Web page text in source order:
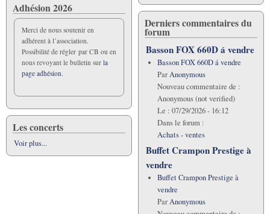
Adhésion 2026
Merci de nous soutenir en
adhérent à l’association.
Possibilité de régler par CB ou en
nous revoyant le bulletin sur la
page adhésion.
Les concerts
Voir plus...
Derniers commentaires du
forum
Basson FOX 660D á vendre
Basson FOX 660D á vendre
ParAnonymous
Nouveau commentaire de :
Anonymous (not verified)
Le : 07/29/2026 - 16:12
Dans le forum :
Achats - ventes
Buffet Crampon Prestige à
vendre
Buffet Crampon Prestige à
vendre
ParAnonymous